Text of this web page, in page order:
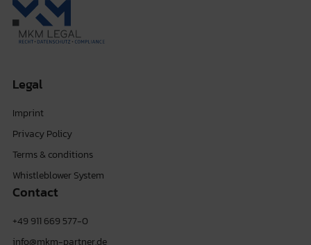
Legal
Imprint
Privacy Policy
Terms & conditions
Whistleblower System
Contact
+49 911 669 577-0
info@mkm-partner.de